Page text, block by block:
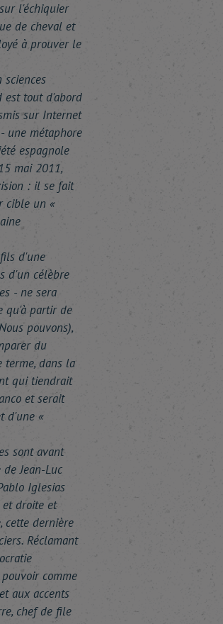
l'échiquier
de cheval et
à prouver le
sciences
est tout d'abord
sur Internet
une métaphore
espagnole
mai 2011,
: il se fait
cible un «
d'une
d'un célèbre
- ne sera
qu'à partir de
pouvons),
du
terme, dans la
qui tiendrait
et serait
d'une «
sont avant
Jean-Luc
Iglesias
droite et
cette dernière
Réclamant
comme
aux accents
chef de file